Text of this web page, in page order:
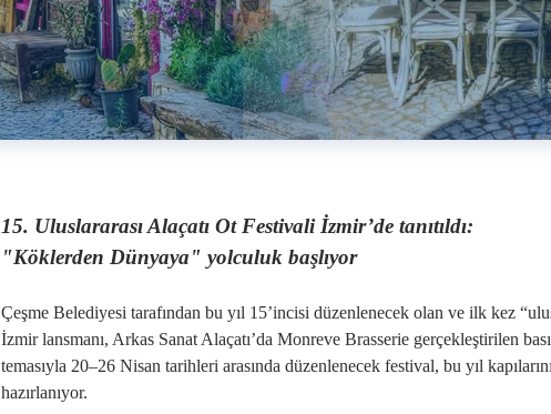
15. Uluslararası Alaçatı Ot Festivali İzmir’de tanıtıldı:
"Köklerden Dünyaya" yolculuk başlıyor
Çeşme Belediyesi tarafından bu yıl 15’incisi düzenlenecek olan ve ilk kez
İzmir lansmanı, Arkas Sanat Alaçatı’da Monreve Brasserie gerçekleştirilen
temasıyla 20–26 Nisan tarihleri arasında düzenlenecek festival, bu yıl
hazırlanıyor.